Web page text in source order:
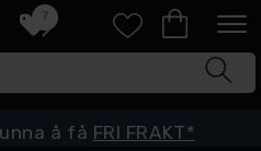
7
å få FRI FRAKT*